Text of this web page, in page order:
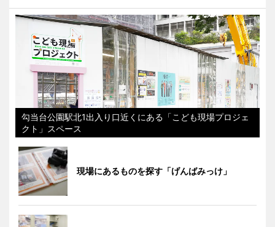
勾当台公園駅北1出入り口近くにある「こども現場プロジェ
クト」スペース
現場にあるものを探す「げんばみっけ」